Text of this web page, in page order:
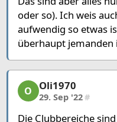
oder so). Ich weis
aufwendig so etwas
überhaupt
Oli1970, 5/12, 29.
O Oli1970
29. Sep '22#
Die Clubbereiche